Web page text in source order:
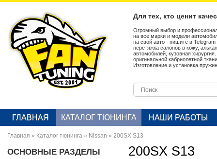
Для тех, кто ценит
Огромный выбор и
на все марки и модели
на свой авто - пишите в
перетяжка салонов в кожу,
автомобилей, кузовная
оригинальной кабриолетной
Изготовление и установка
ГЛАВНАЯ КАТАЛОГ ТЮНИНГА НАШИ РАБОТЫ
Главная » Каталог тюнинга » Nissan » 200SX S13
ОСНОВНЫЕ РАЗДЕЛЫ 200SX S13